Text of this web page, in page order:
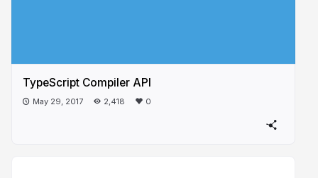
TypeScript Compiler API
May 29, 2017 2,418 0